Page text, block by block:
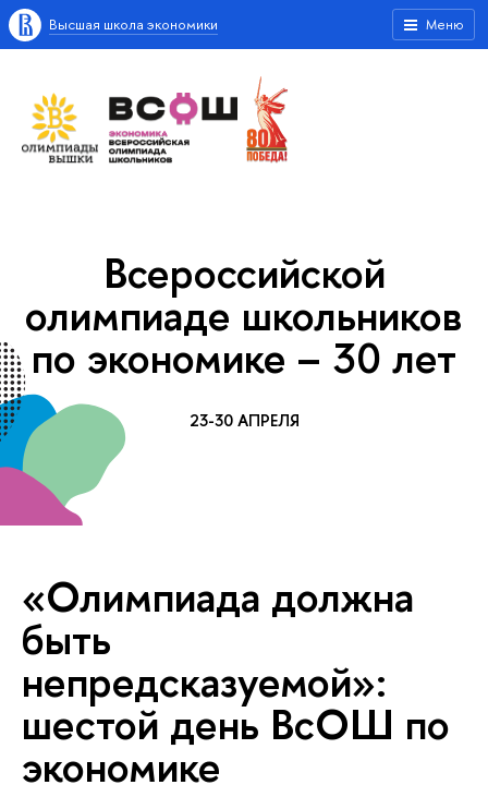
Меню
Высшая школа экономики
Всероссийской
олимпиаде школьников
по экономике – 30 лет
23-30 АПРЕЛЯ
«Олимпиада должна
быть
непредсказуемой»:
шестой день ВсОШ по
экономике